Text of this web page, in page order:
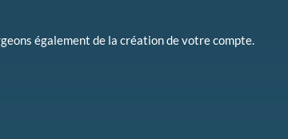
également de la création de votre compte.